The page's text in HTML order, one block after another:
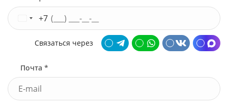
+7
Связаться через
Почта *